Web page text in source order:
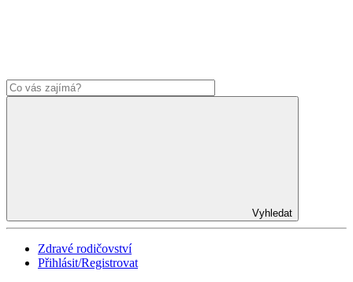
Vyhledat
Zdravé rodičovství
Přihlásit/Registrovat